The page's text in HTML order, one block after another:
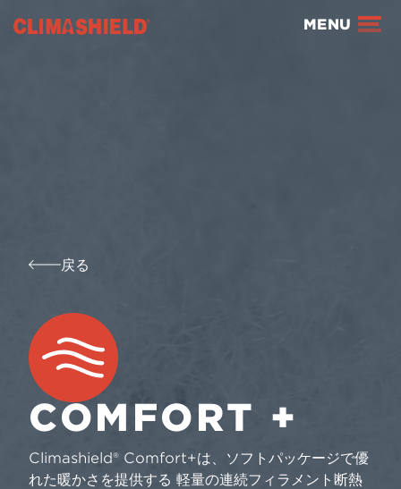
Climashield® MENU
戻る
COMFORT +
Climashield® Comfort+は、ソフトパッケージで優
れた暖かさを提供する 軽量の連続フィラメント断熱